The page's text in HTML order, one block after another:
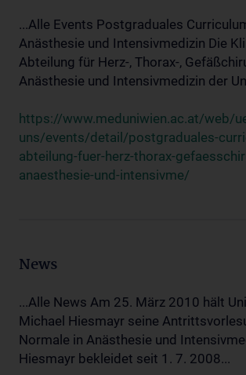
...Alle Events Postgraduales
Anästhesie und Intensivmedizin Die
Abteilung für Herz-, Thorax-,
Anästhesie und Intensivmedizin der
https://www.meduniwien.ac.at/web/
uns/events/detail/postgraduales-
abteilung-fuer-herz-thorax-
anaesthesie-und-intensivme/
News
...Alle News Am 25. März 2010 hält
Michael Hiesmayr seine
Normale in Anästhesie und
Hiesmayr bekleidet seit 1. 7. 2008...